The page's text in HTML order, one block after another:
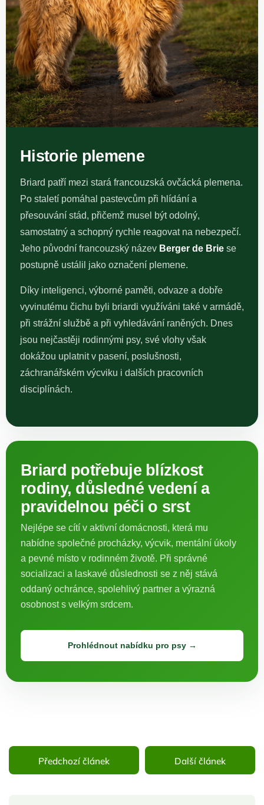
Historie plemene
Briard patří mezi stará francouzská ovčácká plemena.
Po staletí pomáhal pastevcům při hlídání a
přesouvání stád, přičemž musel být odolný,
samostatný a schopný rychle reagovat na nebezpečí.
Jeho původní francouzský název Berger de Brie se
postupně ustálil jako označení plemene.
Díky inteligenci, výborné paměti, odvaze a dobře
vyvinutému čichu byli briardi využíváni také v armádě,
při strážní službě a při vyhledávání raněných. Dnes
jsou nejčastěji rodinnými psy, své vlohy však
dokážou uplatnit v pasení, poslušnosti,
záchranářském výcviku i dalších pracovních
disciplínách.
Briard potřebuje blízkost
rodiny, důsledné vedení a
pravidelnou péči o srst
Nejlépe se cítí v aktivní domácnosti, která mu
nabídne společné procházky, výcvik, mentální úkoly
a pevné místo v rodinném životě. Při správné
socializaci a laskavé důslednosti se z něj stává
oddaný ochránce, spolehlivý partner a výrazná
osobnost s velkým srdcem.
Prohlédnout nabídku pro psy →
Předchozí článek Další článek